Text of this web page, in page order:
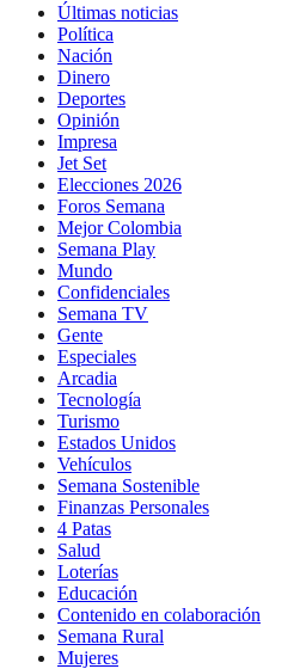
Últimas noticias
Política
Nación
Dinero
Deportes
Opinión
Impresa
Jet Set
Elecciones 2026
Foros Semana
Mejor Colombia
Semana Play
Mundo
Confidenciales
Semana TV
Gente
Especiales
Arcadia
Tecnología
Turismo
Estados Unidos
Vehículos
Semana Sostenible
Finanzas Personales
4 Patas
Salud
Loterías
Educación
Contenido en colaboración
Semana Rural
Mujeres